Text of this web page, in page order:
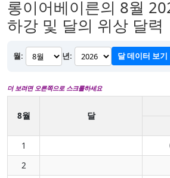
롱이어베이른의 8월
하강 및 달의 위상 달력
월: 년: 달 데이터 보기
더 보려면 오른쪽으로 스크롤하세요
8월
달
1
2